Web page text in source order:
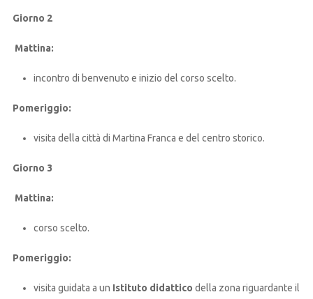
Giorno 2
Mattina:
incontro di benvenuto e inizio del corso scelto.
Pomeriggio:
visita della città di Martina Franca e del centro storico.
Giorno 3
Mattina:
corso scelto.
Pomeriggio:
visita guidata a un Istituto didattico della zona riguardante il